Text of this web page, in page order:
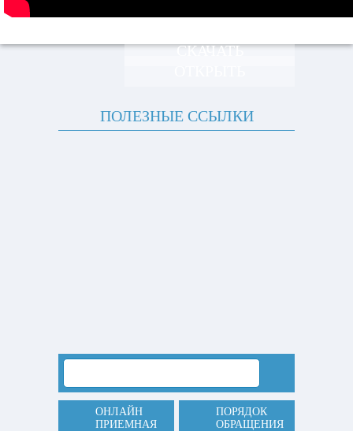
СКАЧАТЬ
ПОЛЕЗНЫЕ ССЫЛКИ
ОНЛАЙН
ПРИЕМНАЯ
ПОРЯДОК
ОБРАЩЕНИЯ